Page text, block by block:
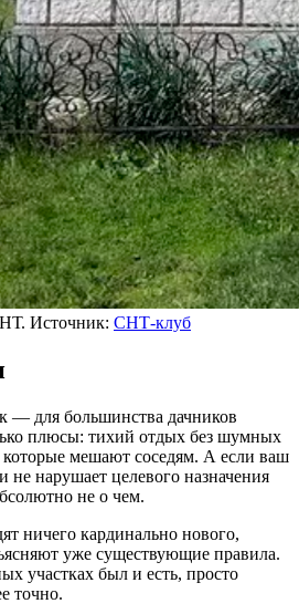
Источник: СНТ-клуб
— для большинства дачников
плюсы: тихий отдых без шумных
которые мешают соседям. А если ваш
не нарушает целевого назначения
не о чем.
ничего кардинально нового,
уже существующие правила.
участках был и есть, просто
точно.